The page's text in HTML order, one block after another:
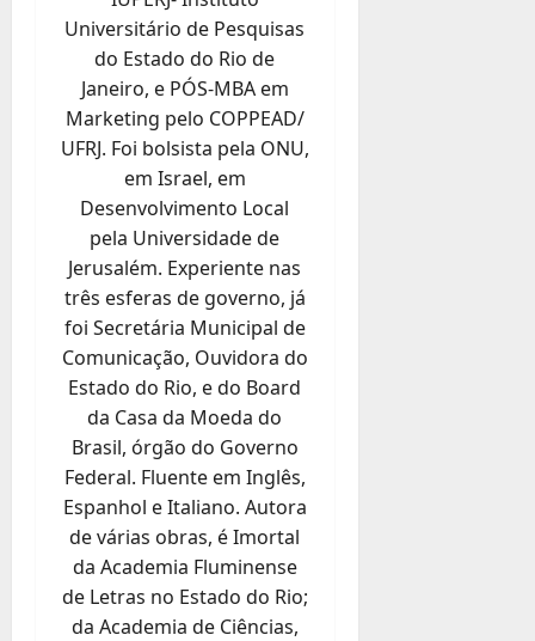
Universitário de Pesquisas
do Estado do Rio de
Janeiro, e PÓS-MBA em
Marketing pelo COPPEAD/
UFRJ. Foi bolsista pela ONU,
em Israel, em
Desenvolvimento Local
pela Universidade de
Jerusalém. Experiente nas
três esferas de governo, já
foi Secretária Municipal de
Comunicação, Ouvidora do
Estado do Rio, e do Board
da Casa da Moeda do
Brasil, órgão do Governo
Federal. Fluente em Inglês,
Espanhol e Italiano. Autora
de várias obras, é Imortal
da Academia Fluminense
de Letras no Estado do Rio;
da Academia de Ciências,